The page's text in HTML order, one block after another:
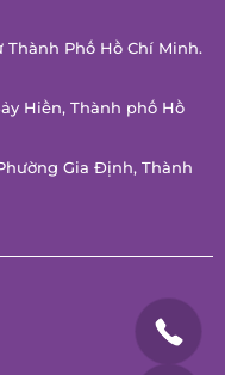
Thành Phố Hồ Chí Minh.
Hiền, Thành phố Hồ
Gia Định, Thành